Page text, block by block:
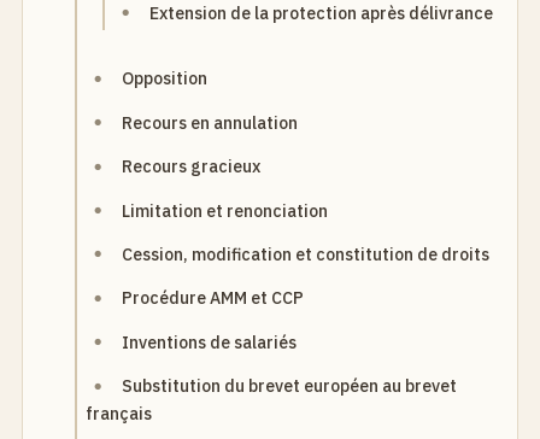
Extension de la protection après délivrance
Opposition
Recours en annulation
Recours gracieux
Limitation et renonciation
Cession, modification et constitution de droits
Procédure AMM et CCP
Inventions de salariés
Substitution du brevet européen au brevet
français